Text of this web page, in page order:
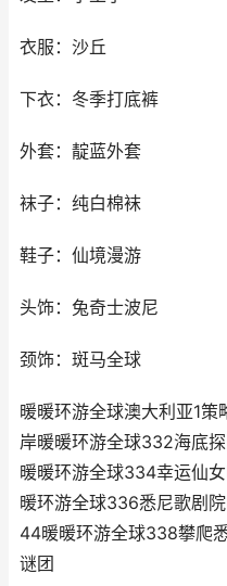
衣服：沙丘
下衣：冬季打底裤
外套：靛蓝外套
袜子：纯白棉袜
鞋子：仙境漫游
头饰：兔奇士波尼
颈饰：斑马全球
暖暖环游全球澳大利亚1
岸暖暖环游全球332海底
暖暖环游全球334幸运仙
暖环游全球336悉尼歌剧
44暖暖环游全球338攀爬
谜团